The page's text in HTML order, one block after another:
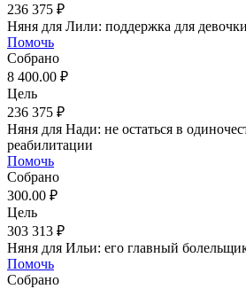
236 375 ₽
Няня для Лили: поддержка для
Помочь
Собрано
8 400.00 ₽
Цель
236 375 ₽
Няня для Нади: не остаться в
реабилитации
Помочь
Собрано
300.00 ₽
Цель
303 313 ₽
Няня для Ильи: его главный
Помочь
Собрано